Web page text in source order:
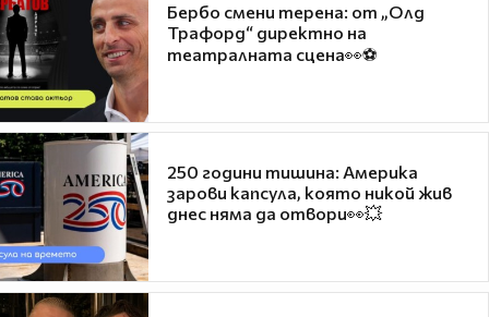
Бербо смени терена: от „Олд
Трафорд“ директно на
театралната сцена👀⚽
250 години тишина: Америка
зарови капсула, която никой жив
днес няма да отвори👀💥